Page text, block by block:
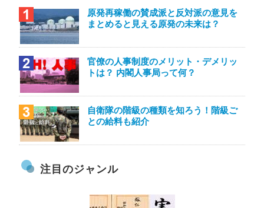
原発再稼働の賛成派と反対派の意見を
まとめると見える原発の未来は？
官僚の人事制度のメリット・デメリッ
トは？ 内閣人事局って何？
自衛隊の階級の種類を知ろう！階級ご
との給料も紹介
注目のジャンル